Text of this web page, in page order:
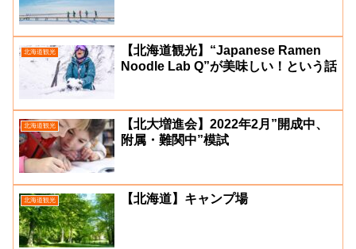
北海道観光
【北海道観光】“Japanese Ramen
Noodle Lab Q”が美味しい！という話
北海道観光
【北大増進会】2022年2月”開成中、
附属・難関中”模試
北海道観光 【北海道】キャンプ場